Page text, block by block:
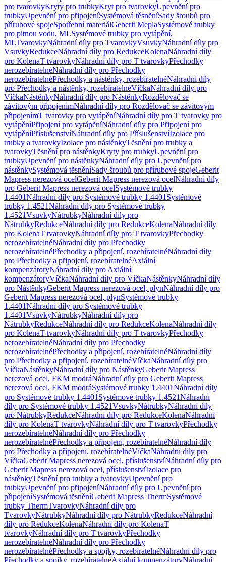
pro tvarovkyKryty pro trubkyKryt pro tvarovkyUpevnění pro
trubkyUpevnění pro připojeníSystémová těsněníSady šroubů pro
přírubové spojeSpotřební materiálGeberit MeplaSystémové trubky
pro pitnou vodu, MLSystémové trubky pro vytápění,
MLTvarovkyNáhradní díly pro TvarovkyVsuvkyNáhradní díly pro
VsuvkyRedukceNáhradní díly pro RedukceKolenaNáhradní díly
pro KolenaT tvarovkyNáhradní díly pro T tvarovkyPřechodky
nerozebíratelnéNáhradní díly pro Přechodky
nerozebíratelnéPřechodky a nástěnky, rozebíratelnéNáhradní díly
pro Přechodky a nástěnky, rozebíratelnéVíčkaNáhradní díly pro
VíčkaNástěnkyNáhradní díly pro NástěnkyRozdělovač se
závitovým připojenímNáhradní díly pro Rozdělovač se závitovým
připojenímT tvarovky pro vytápěníNáhradní díly pro T tvarovky pro
vytápěníPřipojení pro vytápěníNáhradní díly pro Připojení pro
vytápěníPříslušenstvíNáhradní díly pro PříslušenstvíIzolace pro
trubky a tvarovkyIzolace pro nástěnkyTěsnění pro trubky a
tvarovkyTěsnění pro nástěnkyKryty pro trubkyUpevnění pro
trubkyUpevnění pro nástěnkyNáhradní díly pro Upevnění pro
nástěnkySystémová těsněníSady šroubů pro přírubové spojeGeberit
Mapress nerezová ocelGeberit Mapress nerezová ocelNáhradní díly
pro Geberit Mapress nerezová ocelSystémové trubky
1.4401Náhradní díly pro Systémové trubky 1.4401 Systémové
trubky 1.4521Náhradní díly pro Systémové trubky
1.4521VsuvkyNátrubkyNáhradní díly pro
NátrubkyRedukceNáhradní díly pro RedukceKolenaNáhradní díly
pro KolenaT tvarovkyNáhradní díly pro T tvarovkyPřechodky
nerozebíratelnéNáhradní díly pro Přechodky
nerozebíratelnéPřechodky a připojení, rozebíratelnéNáhradní díly
pro Přechodky a připojení, rozebíratelnéAxiální
kompenzátoryNáhradní díly pro Axiální
kompenzátoryVíčkaNáhradní díly pro VíčkaNástěnkyNáhradní díly
pro NástěnkyGeberit Mapress nerezová ocel, plynNáhradní díly pro
Geberit Mapress nerezová ocel, plynSystémové trubky
1.4401Náhradní díly pro Systémové trubky
1.4401VsuvkyNátrubkyNáhradní díly pro
NátrubkyRedukceNáhradní díly pro RedukceKolenaNáhradní díly
pro KolenaT tvarovkyNáhradní díly pro T tvarovkyPřechodky
nerozebíratelnéNáhradní díly pro Přechodky
nerozebíratelnéPřechodky a připojení, rozebíratelnéNáhradní díly
pro Přechodky a připojení, rozebíratelnéVíčkaNáhradní díly pro
VíčkaNástěnkyNáhradní díly pro NástěnkyGeberit Mapress
nerezová ocel, FKM modráNáhradní díly pro Geberit Mapress
nerezová ocel, FKM modráSystémové trubky 1.4401Náhradní díly
pro Systémové trubky 1.4401 Systémové trubky 1.4521Náhradní
díly pro Systémové trubky 1.4521VsuvkyNátrubkyNáhradní díly
pro NátrubkyRedukceNáhradní díly pro RedukceKolenaNáhradní
díly pro KolenaT tvarovkyNáhradní díly pro T tvarovkyPřechodky
nerozebíratelnéNáhradní díly pro Přechodky
nerozebíratelnéPřechodky a připojení, rozebíratelnéNáhradní díly
pro Přechodky a připojení, rozebíratelnéVíčkaNáhradní díly pro
VíčkaGeberit Mapress nerezová ocel, příslušenstvíNáhradní díly pro
Geberit Mapress nerezová ocel, příslušenstvíIzolace pro
nástěnkyTěsnění pro trubky a tvarovkyUpevnění pro
trubkyUpevnění pro připojeníNáhradní díly pro Upevnění pro
připojeníSystémová těsněníGeberit Mapress ThermSystémové
trubky ThermTvarovkyNáhradní díly pro
TvarovkyNátrubkyNáhradní díly pro NátrubkyRedukceNáhradní
díly pro RedukceKolenaNáhradní díly pro KolenaT
tvarovkyNáhradní díly pro T tvarovkyPřechodky
nerozebíratelnéNáhradní díly pro Přechodky
nerozebíratelnéPřechodky a spojky, rozebíratelnéNáhradní díly pro
Přechodky a spojky, rozebíratelnéAxiální kompenzátoryNáhradní